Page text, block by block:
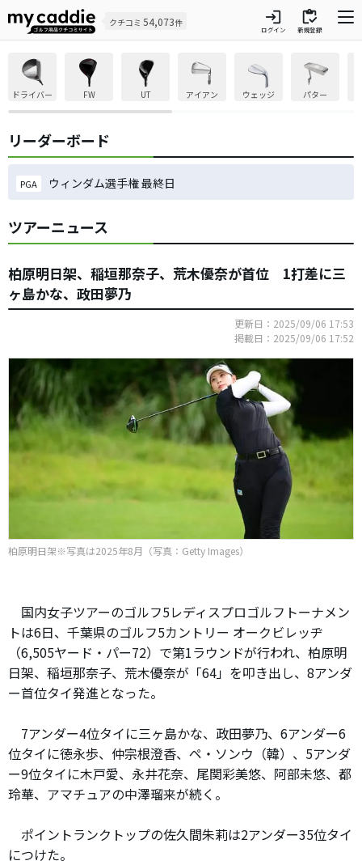
クチコミ 54,073件 login
ログイン
inventory
新規登録
ドライバー FW UT アイアン ウェッジ パター
リーダーボード
PGA ウィンダム選手権 最終日
ツアーニュース
柏原明日架、稲垣那奈子、荒木優奈が首位 1打差に三
ヶ島かな、政田夢乃
更新日：2025/09/06 17:53
掲載日：2025/09/06 17:52
柏原明日架※写真は2025年8月（写真：Getty Images）
国内女子ツアーのゴルフ5レディスプロゴルフトーナメン
トは6日、千葉県のゴルフ5カントリー オークビレッヂ
（6,505ヤード・パー72）で第1ラウンドが行われ、柏原明
日架、稲垣那奈子、荒木優奈が「64」を叩き出し、8アンダ
ー首位タイ発進となった。
7アンダー4位タイに三ヶ島かな、政田夢乃、6アンダー6
位タイに徳永歩、仲宗根澄香、ペ・ソンウ（韓）、5アンダ
ー9位タイに木戸愛、永井花奈、尾関彩美悠、阿部未悠、都
玲華、アマチュアの中澤瑠来が続く。
ポイントランクトップの佐久間朱莉は2アンダー35位タイ
につけた。